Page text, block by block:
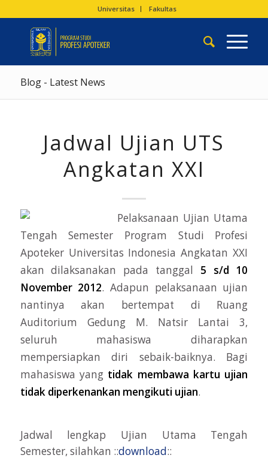
Universitas Fakultas
Blog - Latest News
Jadwal Ujian UTS
Angkatan XXI
Pelaksanaan Ujian Utama
Tengah Semester Program Studi Profesi
Apoteker Universitas Indonesia Angkatan XXI
akan dilaksanakan pada tanggal 5 s/d 10
November 2012. Adapun pelaksanaan ujian
nantinya akan bertempat di Ruang
Auditorium Gedung M. Natsir Lantai 3,
seluruh mahasiswa diharapkan
mempersiapkan diri sebaik-baiknya. Bagi
mahasiswa yang tidak membawa kartu ujian
tidak diperkenankan mengikuti ujian.
Jadwal lengkap Ujian Utama Tengah
Semester, silahkan ::download::